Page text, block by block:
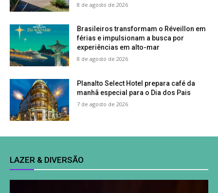
8 de agosto de 2026
Brasileiros transformam o Réveillon em
férias e impulsionam a busca por
experiências em alto-mar
8 de agosto de 2026
Planalto Select Hotel prepara café da
manhã especial para o Dia dos Pais
7 de agosto de 2026
LAZER & DIVERSÃO